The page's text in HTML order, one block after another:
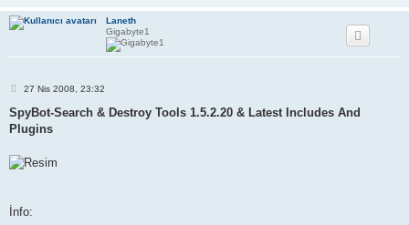
Laneth
Gigabyte1
M
s
a
j
27 Nis 2008, 23:32
SpyBot-Search & Destroy Tools 1.5.2.20 & Latest Includes And
Plugins
İnfo: